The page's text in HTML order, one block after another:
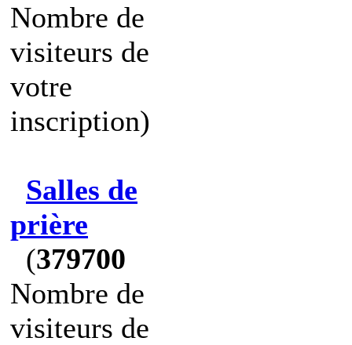
Nombre de
visiteurs de
votre
inscription)
Salles de
prière
(379700
Nombre de
visiteurs de